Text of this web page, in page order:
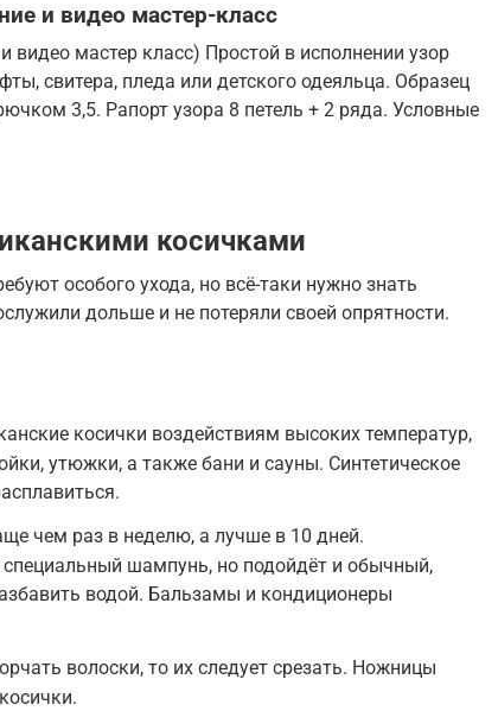
и видео мастер-класс
мастер класс) Простой в исполнении узор
свитера, пледа или детского одеяльца. Образец
3,5. Рапорт узора 8 петель + 2 ряда. Условные
косичками
особого ухода, но всё-таки нужно знать
дольше и не потеряли своей опрятности.
косички воздействиям высоких температур,
утюжки, а также бани и сауны. Синтетическое
чем раз в неделю, а лучше в 10 дней.
специальный шампунь, но подойдёт и обычный,
водой. Бальзамы и кондиционеры
волоски, то их следует срезать. Ножницы